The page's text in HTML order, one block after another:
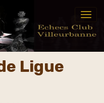
Ligue